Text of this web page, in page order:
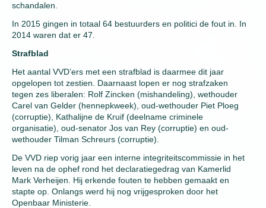
schandalen.
In 2015 gingen in totaal 64 bestuurders en politici de fout in. In
2014 waren dat er 47.
Strafblad
Het aantal VVD’ers met een strafblad is daarmee dit jaar
opgelopen tot zestien. Daarnaast lopen er nog strafzaken
tegen zes liberalen: Rolf Zincken (mishandeling), wethouder
Carel van Gelder (hennepkweek), oud-wethouder Piet Ploeg
(corruptie), Kathalijne de Kruif (deelname criminele
organisatie), oud-senator Jos van Rey (corruptie) en oud-
wethouder Tilman Schreurs (corruptie).
De VVD riep vorig jaar een interne integriteitscommissie in het
leven na de ophef rond het declaratiegedrag van Kamerlid
Mark Verheijen. Hij erkende fouten te hebben gemaakt en
stapte op. Onlangs werd hij nog vrijgesproken door het
Openbaar Ministerie.